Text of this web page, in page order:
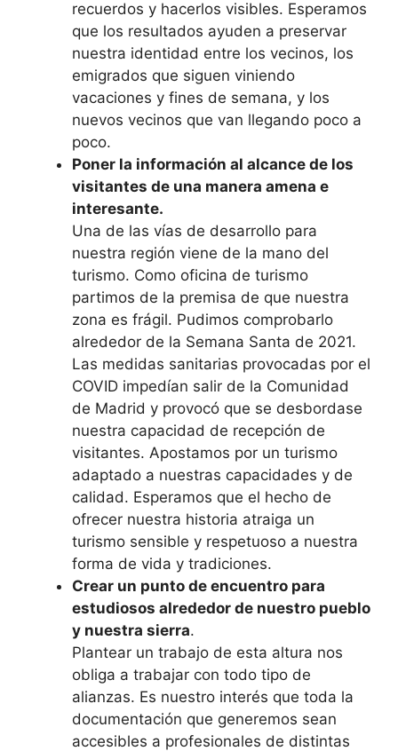
recuerdos y hacerlos visibles. Esperamos
que los resultados ayuden a preservar
nuestra identidad entre los vecinos, los
emigrados que siguen viniendo
vacaciones y fines de semana, y los
nuevos vecinos que van llegando poco a
poco.
Poner la información al alcance de los
visitantes de una manera amena e
interesante.
Una de las vías de desarrollo para
nuestra región viene de la mano del
turismo. Como oficina de turismo
partimos de la premisa de que nuestra
zona es frágil. Pudimos comprobarlo
alrededor de la Semana Santa de 2021.
Las medidas sanitarias provocadas por el
COVID impedían salir de la Comunidad
de Madrid y provocó que se desbordase
nuestra capacidad de recepción de
visitantes. Apostamos por un turismo
adaptado a nuestras capacidades y de
calidad. Esperamos que el hecho de
ofrecer nuestra historia atraiga un
turismo sensible y respetuoso a nuestra
forma de vida y tradiciones.
Crear un punto de encuentro para
estudiosos alrededor de nuestro pueblo
y nuestra sierra.
Plantear un trabajo de esta altura nos
obliga a trabajar con todo tipo de
alianzas. Es nuestro interés que toda la
documentación que generemos sean
accesibles a profesionales de distintas